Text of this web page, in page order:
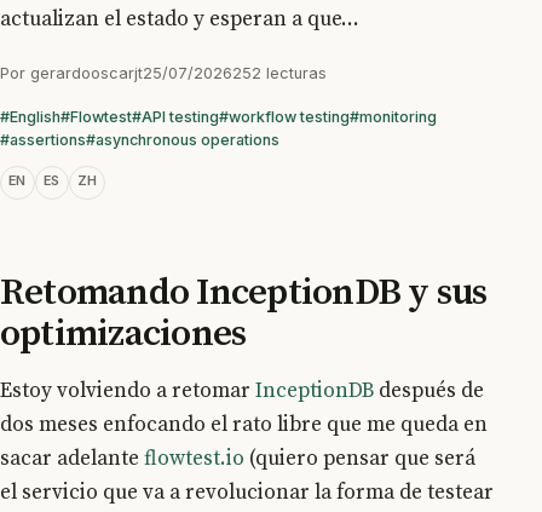
actualizan el estado y esperan a que...
Por gerardooscarjt25/07/2026252 lecturas
#English#Flowtest#API testing#workflow testing#monitoring
#assertions#asynchronous operations
EN ES ZH
Retomando InceptionDB y sus
optimizaciones
Estoy volviendo a retomar InceptionDB después de
dos meses enfocando el rato libre que me queda en
sacar adelante flowtest.io (quiero pensar que será
el servicio que va a revolucionar la forma de testear